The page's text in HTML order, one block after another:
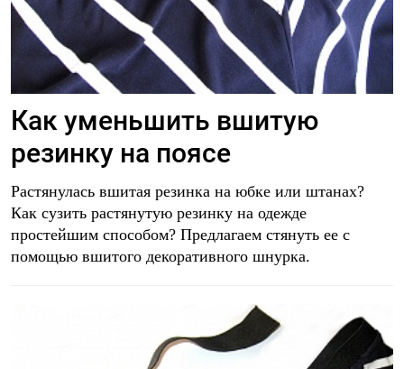
Как уменьшить вшитую
резинку на поясе
Растянулась вшитая резинка на юбке или штанах?
Как сузить растянутую резинку на одежде
простейшим способом? Предлагаем стянуть ее с
помощью вшитого декоративного шнурка.